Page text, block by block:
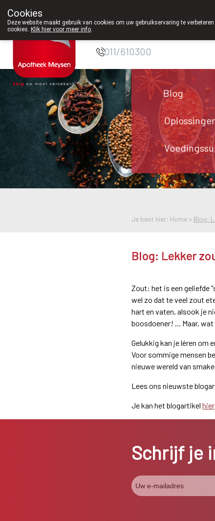
Apotheek Meysen
011/610300
Blog
Je bent hier: Home > Blog:
Blog: Lekker
Zout: het is een geliefde
wel zo dat te veel zout
hart en vaten, alsook je
boosdoener! ... Maar,
Gelukkig kan je léren om
Voor sommige mensen
nieuwe wereld van
Lees ons nieuwste
Je kan het blogartikel hier
Schrijf je
Cookies
Deze website maakt gebruik van cookies om uw gebruikservaring te
cookies. Klik hier voor meer info.